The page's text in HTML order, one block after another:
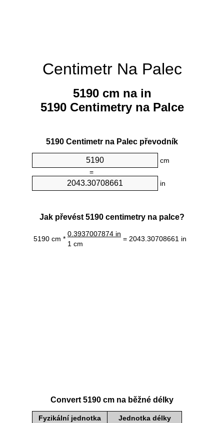
Centimetr Na Palec
5190 cm na in
5190 Centimetry na Palce
5190 Centimetr na Palec převodník
cm
=
in
Jak převést 5190 centimetry na palce?
5190 cm *
0.3937007874 in
= 2043.30708661 in
1 cm
Convert 5190 cm na běžné délky
Fyzikální jednotka Jednotka délky